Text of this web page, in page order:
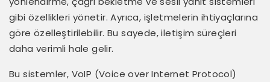
gibi özellikleri yönetir. Ayrıca, işletmelerin ihtiyaçlarına
göre özelleştirilebilir. Bu sayede, iletişim süreçleri
daha verimli hale gelir.
Bu sistemler, VoIP (Voice over Internet Protocol)